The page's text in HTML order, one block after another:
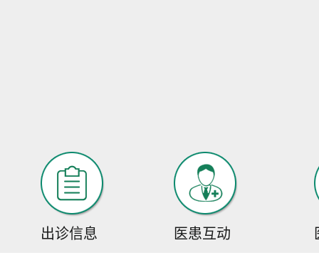
出诊信息 医患互动